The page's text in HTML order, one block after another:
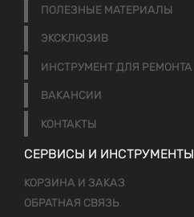
ПОЛЕЗНЫЕ МАТЕРИАЛЫ
ЭКСКЛЮЗИВ
ИНСТРУМЕНТ ДЛЯ РЕМОНТА
ВАКАНСИИ
КОНТАКТЫ
СЕРВИСЫ И ИНСТРУМЕНТЫ
КОРЗИНА И ЗАКАЗ
ОБРАТНАЯ СВЯЗЬ